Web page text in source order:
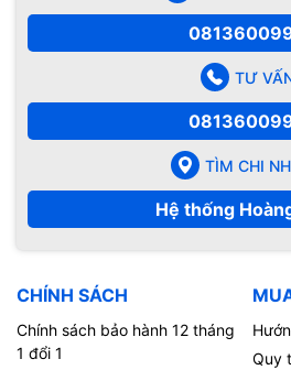
TƯ
TÌM CHI
Hệ thống
CHÍNH SÁCH
Chính sách bảo hành 12 tháng
1 đổi 1
Quy